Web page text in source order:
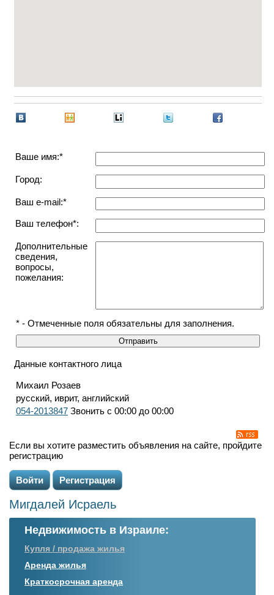
Ваше имя:*
Город:
Ваш e-mail:*
Ваш телефон*:
Дополнительные
сведения,
вопросы,
пожелания:
* - Отмеченные поля обязательны для заполнения.
Данные контактного лица
Михаил Розаев
русский, иврит, английский
054-2013847 Звонить с 00:00 до 00:00
Если вы хотите разместить объявления на сайте, пройдите
регистрацию
Войти Регистрация
Мигдалей Исраель
Недвижимость в Израиле:
Купля / продажа жилья
Аренда жилья
Краткосрочная аренда